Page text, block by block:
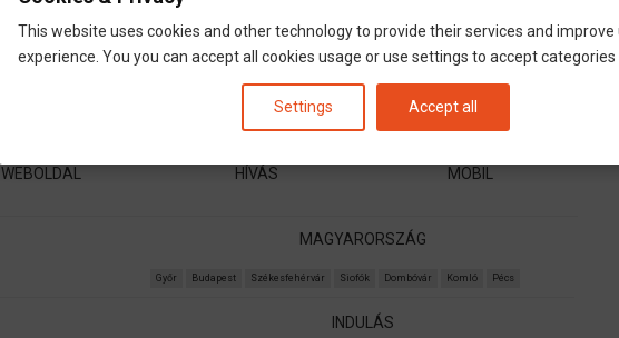
WEBOLDAL HÍVÁS MOBIL
MAGYARORSZÁG
Győr Budapest Székesfehérvár Siofók Dombóvár Komló Pécs
INDULÁS
This website uses cookies and other technology to provide their services and improve
experience. You you can accept all cookies usage or use settings to accept categories
Settings Accept all